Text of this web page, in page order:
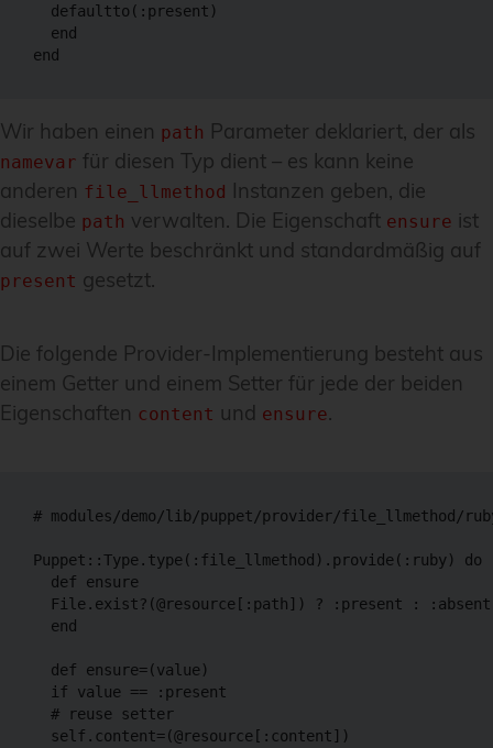
  defaultto(:present)
  end
Wir haben einen path Parameter deklariert, der als
namevar für diesen Typ dient – es kann keine
anderen file_llmethod Instanzen geben, die
dieselbe path verwalten. Die Eigenschaft ensure ist
auf zwei Werte beschränkt und standardmäßig auf
present gesetzt.
Die folgende Provider-Implementierung besteht aus
einem Getter und einem Setter für jede der beiden
Eigenschaften content und ensure.
# modules/demo/lib/puppet/provider/file_llmethod/
Puppet::Type.type(:file_llmethod).provide(:ruby) do
  def ensure
  File.exist?(@resource[:path]) ? :present : :absent
  end
  def ensure=(value)
  if value == :present
  # reuse setter
  self.content=(@resource[:content])